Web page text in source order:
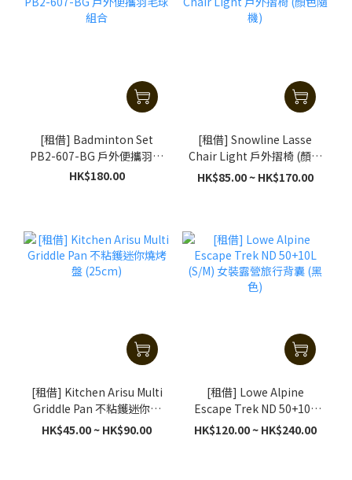
[租借] Badminton Set
PB2-607-BG 戶外便攜羽毛
球組合
HK$180.00
[租借] Snowline Lasse
Chair Light 戶外摺椅 (顏色
隨機)
HK$85.00 ~ HK$170.00
[租借] Kitchen Arisu Multi
Griddle Pan 不粘鑊迷你燒
烤盤 (25cm)
HK$45.00 ~ HK$90.00
[租借] Lowe Alpine
Escape Trek ND 50+10L
(S/M) 女裝露營旅行背囊
HK$120.00 ~ HK$240.00